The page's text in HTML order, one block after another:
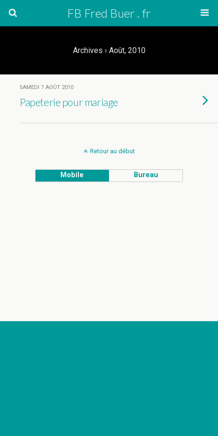
FB Fred Buer . fr
Archives › Août, 2010
SAMEDI 7 AOÛT 2010
Papeterie pour mariage
Retour au début
Mobile Bureau